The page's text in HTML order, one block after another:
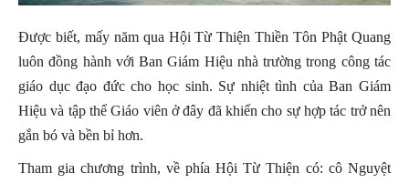
Được biết, mấy năm qua Hội Từ Thiện Thiền Tôn Phật Quang
luôn đồng hành với Ban Giám Hiệu nhà trường trong công tác
giáo dục đạo đức cho học sinh. Sự nhiệt tình của Ban Giám
Hiệu và tập thể Giáo viên ở đây đã khiến cho sự hợp tác trở nên
gắn bó và bền bỉ hơn.
Tham gia chương trình, về phía Hội Từ Thiện có: cô Nguyệt